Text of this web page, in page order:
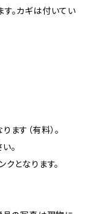
。カギは付いてい
ます（有料）。
。
となります。